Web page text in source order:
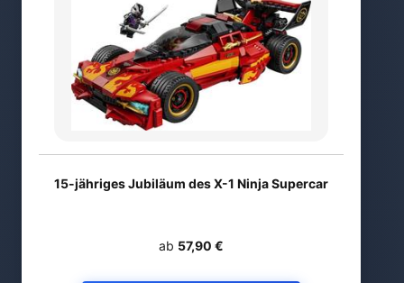
15-jähriges Jubiläum des X-1 Ninja Supercar
ab 57,90 €